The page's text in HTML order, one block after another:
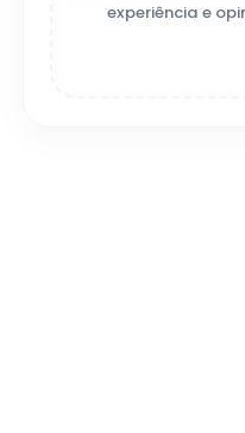
experiência e